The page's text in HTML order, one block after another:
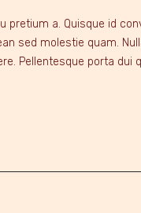
a. Quisque id
sed molestie quam.
Pellentesque porta dui